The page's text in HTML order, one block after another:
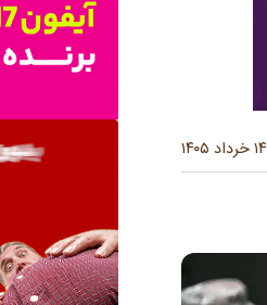
۱۴ خرداد ۱۴۰۵